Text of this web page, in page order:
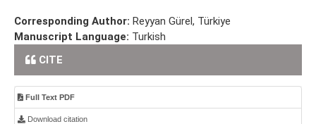
Corresponding Author: Reyyan Gürel, Türkiye
Manuscript Language: Turkish
CITE
Full Text PDF
Download citation